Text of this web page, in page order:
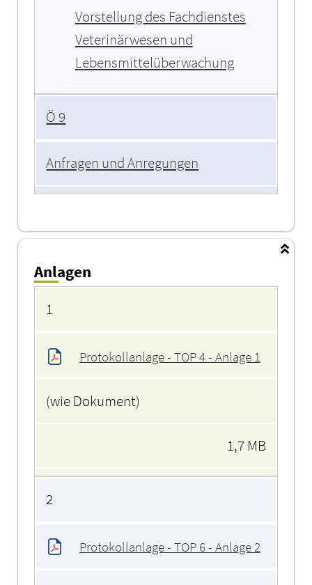
Vorstellung des Fachdienstes
Veterinärwesen und
Lebensmittelüberwachung
Ö 9
Anfragen und Anregungen
Anlagen
1
Protokollanlage - TOP 4 - Anlage 1
(wie Dokument)
1,7 MB
2
Protokollanlage - TOP 6 - Anlage 2